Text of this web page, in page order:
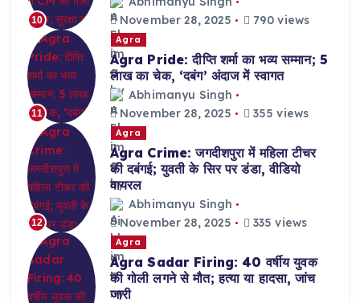
10
November 28, 2025
790 views
11
Agra
Agra Pride: दीप्ति शर्मा का भव्य सम्मान; 5
लाख का चेक, ‘दबंग’ अंदाज में स्वागत
Abhimanyu Singh
November 28, 2025
355 views
12
Agra
Agra Crime: जगदीशपुरा में महिला टीचर
की दबंगई; युवती के सिर पर डंडा, वीडियो
वायरल
Abhimanyu Singh
November 28, 2025
335 views
Agra
Agra Sadar Firing: 40 वर्षीय युवक
की गोली लगने से मौत; हत्या या हादसा, जांच
जारी